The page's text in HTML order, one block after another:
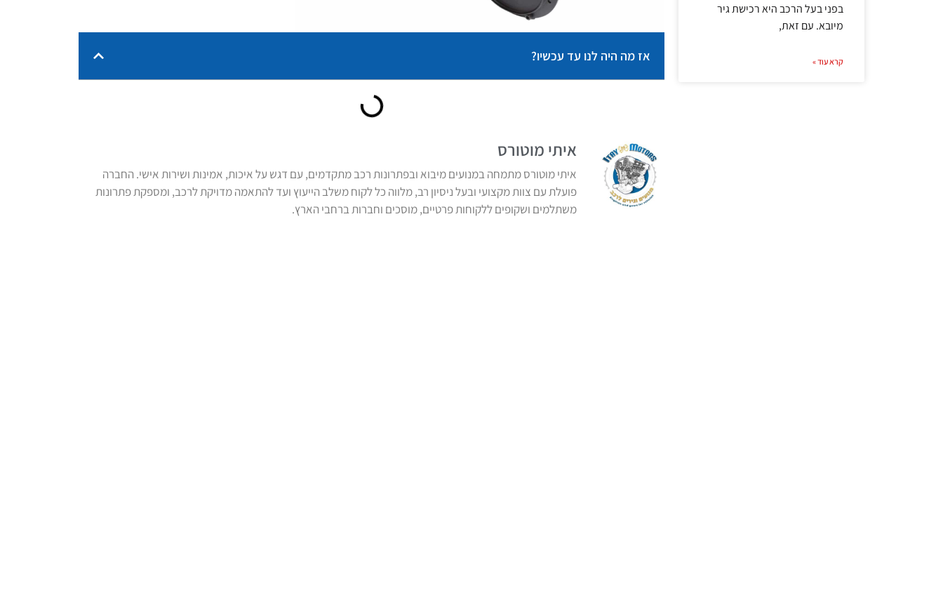
בפני בעל הרכב היא רכישת גיר
מיובא. עם זאת,
קרא עוד » אז מה היה לנו עד עכשיו?
איתי מוטורס
איתי מוטורס מתמחה במנועים מיבוא ובפתרונות רכב מתקדמים, עם דגש על איכות, אמינות ושירות אישי. החברה
פועלת עם צוות מקצועי ובעל ניסיון רב, מלווה כל לקוח משלב הייעוץ ועד להתאמה מדויקת לרכב, ומספקת פתרונות
משתלמים ושקופים ללקוחות פרטיים, מוסכים וחברות ברחבי הארץ.